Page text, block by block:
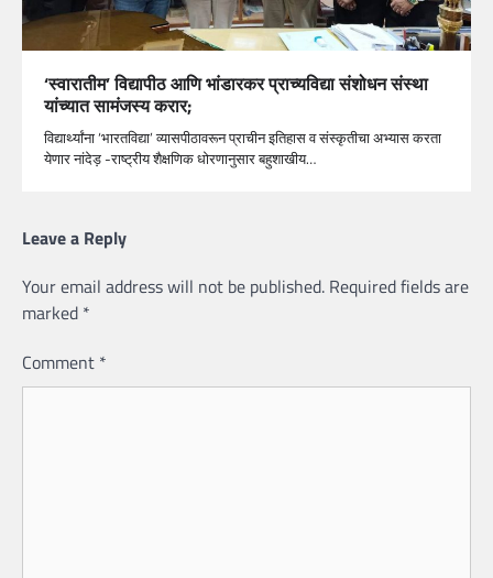
‘स्वारातीम’ विद्यापीठ आणि भांडारकर प्राच्यविद्या संशोधन संस्था
यांच्यात सामंजस्य करार;
विद्यार्थ्यांना ‘भारतविद्या’ व्यासपीठावरून प्राचीन इतिहास व संस्कृतीचा अभ्यास करता
येणार नांदेड़ -राष्ट्रीय शैक्षणिक धोरणानुसार बहुशाखीय…
Leave a Reply
Your email address will not be published. Required fields are
marked *
Comment *